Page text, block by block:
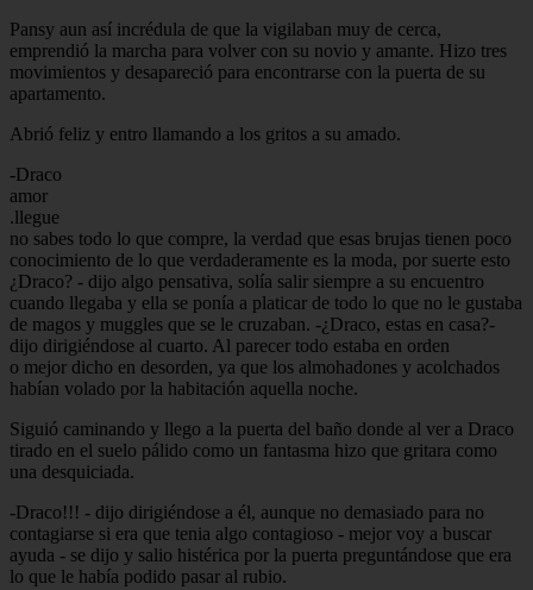
Pansy aun así incrédula de que la vigilaban muy de cerca,
emprendió la marcha para volver con su novio y amante. Hizo tres
movimientos y desapareció para encontrarse con la puerta de su
apartamento.
Abrió feliz y entro llamando a los gritos a su amado.
-Draco
amor
.llegue
no sabes todo lo que compre, la verdad que esas brujas tienen poco
conocimiento de lo que verdaderamente es la moda, por suerte esto
¿Draco? - dijo algo pensativa, solía salir siempre a su encuentro
cuando llegaba y ella se ponía a platicar de todo lo que no le gustaba
de magos y muggles que se le cruzaban. -¿Draco, estas en casa?-
dijo dirigiéndose al cuarto. Al parecer todo estaba en orden
o mejor dicho en desorden, ya que los almohadones y acolchados
habían volado por la habitación aquella noche.
Siguió caminando y llego a la puerta del baño donde al ver a Draco
tirado en el suelo pálido como un fantasma hizo que gritara como
una desquiciada.
-Draco!!! - dijo dirigiéndose a él, aunque no demasiado para no
contagiarse si era que tenia algo contagioso - mejor voy a buscar
ayuda - se dijo y salio histérica por la puerta preguntándose que era
lo que le había podido pasar al rubio.